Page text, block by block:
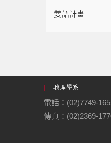
雙語計畫
地理學系
電話：(02)7749-
傳真：(02)2369-